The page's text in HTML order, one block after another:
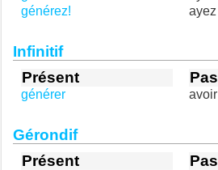
générez!
ayez
Infinitif
Présent
générer avoir
Gérondif
Présent